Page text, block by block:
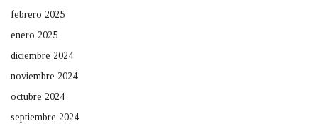
febrero 2025
enero 2025
diciembre 2024
noviembre 2024
octubre 2024
septiembre 2024